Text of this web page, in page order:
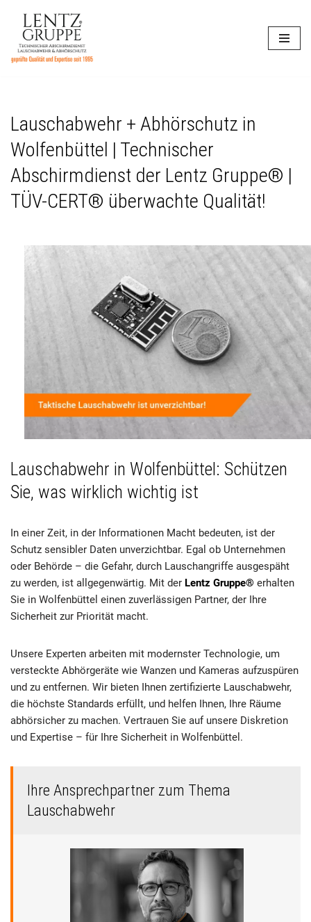
Zum
Inhalt
Lauschabwehr + Abhörschutz in
Wolfenbüttel | Technischer
Abschirmdienst der Lentz Gruppe® |
TÜV-CERT® überwachte Qualität!
Lauschabwehr in Wolfenbüttel: Schützen
Sie, was wirklich wichtig ist
In einer Zeit, in der Informationen Macht bedeuten, ist der
Schutz sensibler Daten unverzichtbar. Egal ob Unternehmen
oder Behörde – die Gefahr, durch Lauschangriffe ausgespäht
zu werden, ist allgegenwärtig. Mit der Lentz Gruppe® erhalten
Sie in Wolfenbüttel einen zuverlässigen Partner, der Ihre
Sicherheit zur Priorität macht.
Unsere Experten arbeiten mit modernster Technologie, um
versteckte Abhörgeräte wie Wanzen und Kameras aufzuspüren
und zu entfernen. Wir bieten Ihnen zertifizierte Lauschabwehr,
die höchste Standards erfüllt, und helfen Ihnen, Ihre Räume
abhörsicher zu machen. Vertrauen Sie auf unsere Diskretion
und Expertise – für Ihre Sicherheit in Wolfenbüttel.
Ihre Ansprechpartner zum Thema
Lauschabwehr